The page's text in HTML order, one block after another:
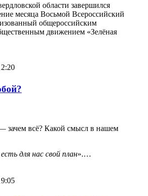
области завершился
месяца Восьмой Всероссийский
общероссийским
движением «Зелёная
зачем всё? Какой смысл в нашем
для нас свой план».…